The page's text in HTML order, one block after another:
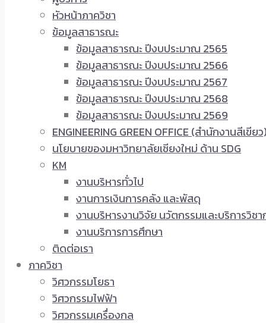
หัวหน้าภาควิชา
ข้อมูลสาธารณะ
ข้อมูลสาธารณะ ปีงบประมาณ 2565
ข้อมูลสาธารณะ ปีงบประมาณ 2566
ข้อมูลสาธารณะ ปีงบประมาณ 2567
ข้อมูลสาธารณะ ปีงบประมาณ 2568
ข้อมูลสาธารณะ ปีงบประมาณ 2569
ENGINEERING GREEN OFFICE (สำนักงานสีเขีย
นโยบายของมหาวิทยาลัยเชียงใหม่ ด้าน SDG
KM
งานบริหารทั่วไป
งานการเงินการคลัง และพัสดุ
งานบริหารงานวิจัย นวัตกรรมและบริการวิชา
งานบริการการศึกษา
ติดต่อเรา
ภาควิชา
วิศวกรรมโยธา
วิศวกรรมไฟฟ้า
วิศวกรรมเครื่องกล